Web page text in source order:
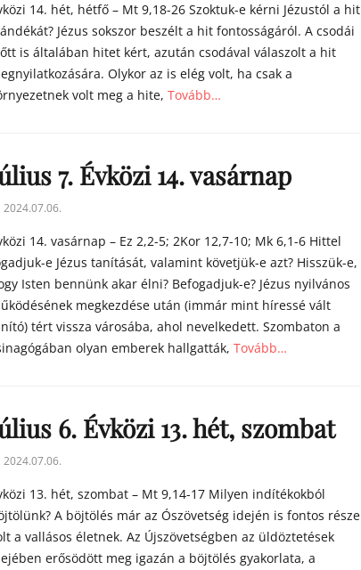
14. hét, hétfő – Mt 9,18-26 Szoktuk-e kérni Jézustól a hit
Jézus sokszor beszélt a hit fontosságáról. A csodái
is általában hitet kért, azután csodával válaszolt a hit
Olykor az is elég volt, ha csak a
volt meg a hite, Tovább…
7. Évközi 14. vasárnap
2024.07.06.
14. vasárnap – Ez 2,2-5; 2Kor 12,7-10; Mk 6,1-6 Hittel
e Jézus tanítását, valamint követjük-e azt? Hisszük-e,
Isten bennünk akar élni? Befogadjuk-e? Jézus nyilvános
megkezdése után (immár mint híressé vált
tért vissza városába, ahol nevelkedett. Szombaton a
olyan emberek hallgatták, Tovább…
6. Évközi 13. hét, szombat
2024.07.06.
13. hét, szombat – Mt 9,14-17 Milyen indítékokból
A böjtölés már az Ószövetség idején is fontos része
a vallásos életnek. Az Újszövetségben az üldöztetések
erősödött meg igazán a böjtölés gyakorlata, a